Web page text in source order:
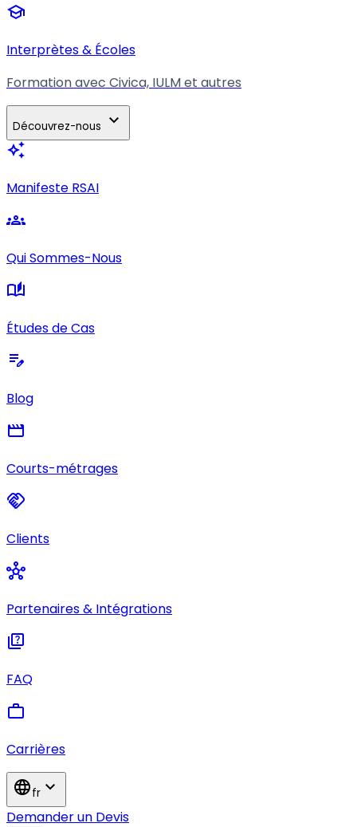
school
Interprètes & Écoles
Formation avec Civica, IULM et autres
Découvrez-nous expand_more
auto_awesome
Manifeste RSAI
groups
Qui Sommes-Nous
auto_stories
Études de Cas
edit_note
Blog
movie
Courts-métrages
handshake
Clients
hub
Partenaires & Intégrations
quiz
FAQ
work
Carrières
languagefr expand_more
Demander un Devis